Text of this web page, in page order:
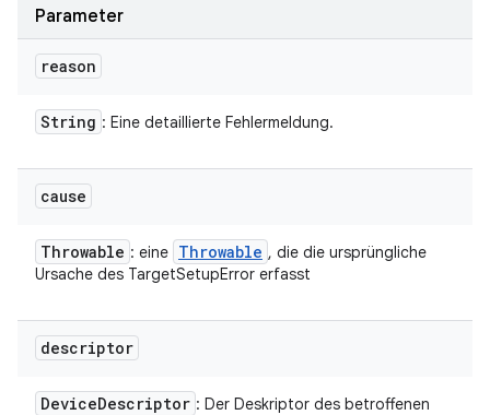
Parameter
reason
String : Eine detaillierte Fehlermeldung.
cause
Throwable : eine Throwable , die die ursprüngliche
Ursache des TargetSetupError erfasst
descriptor
DeviceDescriptor : Der Deskriptor des betroffenen